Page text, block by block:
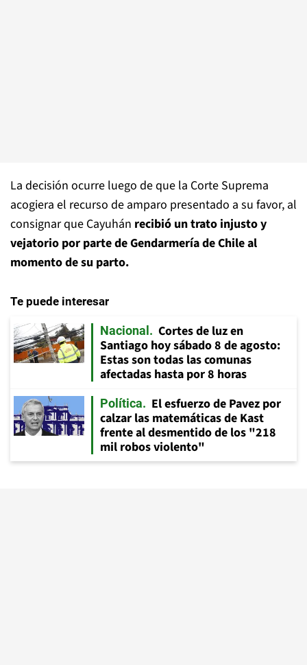
La decisión ocurre luego de que la Corte Suprema
acogiera el recurso de amparo presentado a su favor, al
consignar que Cayuhán recibió un trato injusto y
vejatorio por parte de Gendarmería de Chile al
momento de su parto.
Te puede interesar
Nacional
Cortes de luz en
Santiago hoy sábado 8 de agosto:
Estas son todas las comunas
afectadas hasta por 8 horas
Política
El esfuerzo de Pavez por
calzar las matemáticas de Kast
frente al desmentido de los "218
mil robos violento"